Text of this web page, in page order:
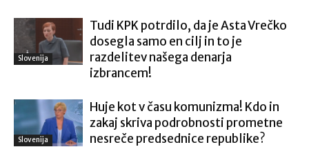
Slovenija
Tudi KPK potrdilo, da je Asta Vrečko
dosegla samo en cilj in to je
razdelitev našega denarja
izbrancem!
Slovenija
Huje kot v času komunizma! Kdo in
zakaj skriva podrobnosti prometne
nesreče predsednice republike?